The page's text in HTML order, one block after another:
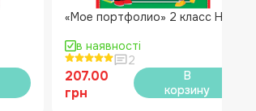
«Мое портфолио» 2 класс НУШ
в наявності
2
207.00
грн
В
корзину